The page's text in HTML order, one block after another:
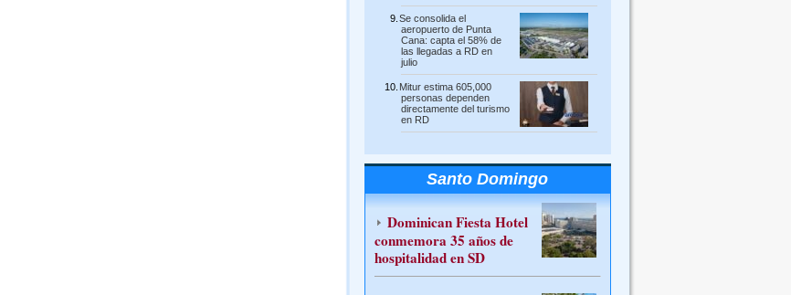
Se consolida el
aeropuerto de Punta
Cana: capta el 58% de
las llegadas a RD en
julio
Mitur estima 605,000
personas dependen
directamente del turismo
en RD
Santo Domingo
Dominican Fiesta Hotel
conmemora 35 años de
hospitalidad en SD